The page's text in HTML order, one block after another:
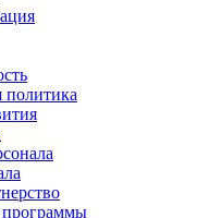
политика